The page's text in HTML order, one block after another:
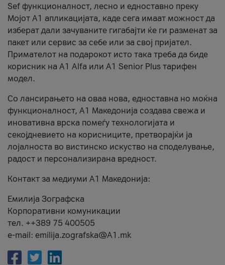
Sef функционалност, лесно и едноставно преку
Мојот А1 апликацијата, каде сега имаат можност да
изберат дали зачуваните гигабајти ќе ги разменат за
пакет или сервис за себе или за свој пријател.
Примателот на подарокот исто така треба да биде
корисник на А1 Alfa или A1 Senior Plus тарифен
модел.
Со лансирањето на оваа нова, едноставна но моќна
функционалност, А1 Македонија создава свежа и
иновативна врска помеѓу технологијата и
секојдневието на корисниците, претворајќи ја
лојалноста во вистинско искуство на споделување,
радост и персонализирана вредност.
Контакт за медиуми А1 Македонија:
Емилија Зографска
Корпоративни комуникации
тел. ++389 75 400505
e-mail: emilija.zografska@A1.mk